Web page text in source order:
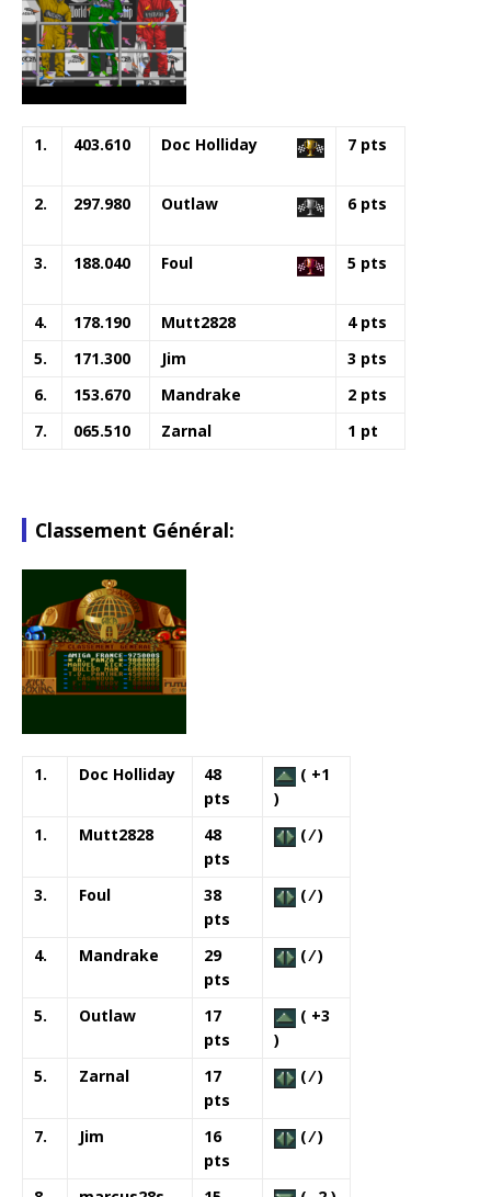
1. 403.610 Doc Holliday 7 pts
2. 297.980 Outlaw 6 pts
3. 188.040 Foul 5 pts
4. 178.190 Mutt2828
4 pts
5.
171.300 Jim
3 pts
6.
153.670 Mandrake
2 pts
7.
065.510 Zarnal 1 pt
Classement Général:
1. Doc Holliday
48
pts
( +1
)
1.
Mutt2828
48
pts
( ⁄ )
3. Foul
38
pts
( ⁄ )
4. Mandrake
29
pts
( ⁄ )
5. Outlaw
17
pts
( +3
)
5.
Zarnal
17
pts
( ⁄ )
7. Jim
16
pts
( ⁄ )